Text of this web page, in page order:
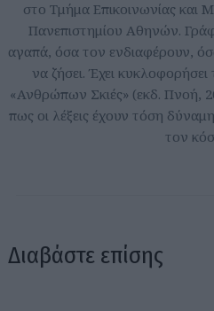
στο Τμήμα Επικοινωνίας και
Πανεπιστημίου Αθηνών.
αγαπά, όσα τον ενδιαφέρουν,
να ζήσει. Έχει
«Ανθρώπων Σκιές» (εκδ. Πνοή,
πως οι λέξεις έχουν τόση
τον
Διαβάστε επίσης